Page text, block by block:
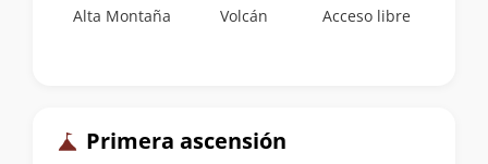
Alta Montaña Volcán Acceso libre
Primera ascensión